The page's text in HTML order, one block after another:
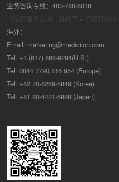
业务咨询专线：400-780-8018
海外：
Email: marketing@medicilon.com
Tel: +1 (617) 888-9294(U.S.)
Tel: 0044 7790 816 954 (Europe)
Tel: +82 70-8269-5849 (Korea)
Tel: +81 80-4421-6898 (Japan)